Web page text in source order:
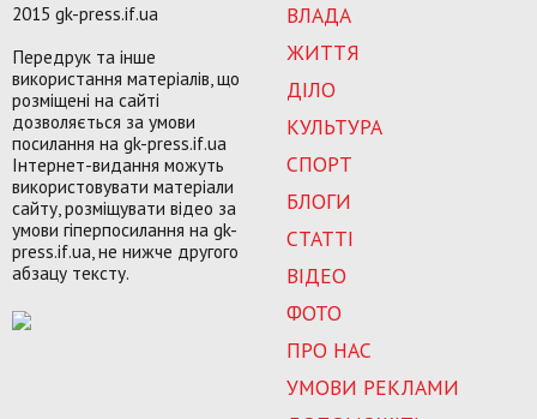
ВЛАДА
ЖИТТЯ
ДІЛО
КУЛЬТУРА
СПОРТ
БЛОГИ
СТАТТІ
ВІДЕО
ФОТО
ПРО НАС
УМОВИ РЕКЛАМИ
2015 gk-press.if.ua
Передрук та інше
використання матеріалів, що
розміщені на сайті
дозволяється за умови
посилання на gk-press.if.ua
Інтернет-видання можуть
використовувати матеріали
сайту, розміщувати відео за
умови гіперпосилання на gk-
press.if.ua, не нижче другого
абзацу тексту.